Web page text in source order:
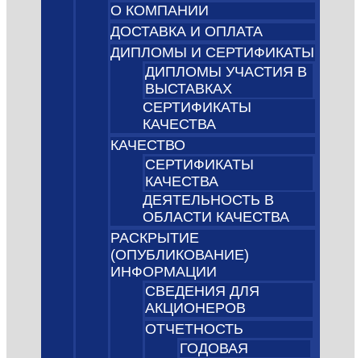
О КОМПАНИИ
ДОСТАВКА И ОПЛАТА
ДИПЛОМЫ И СЕРТИФИКАТЫ
ДИПЛОМЫ УЧАСТИЯ В
ВЫСТАВКАХ
СЕРТИФИКАТЫ
КАЧЕСТВА
КАЧЕСТВО
СЕРТИФИКАТЫ
КАЧЕСТВА
ДЕЯТЕЛЬНОСТЬ В
ОБЛАСТИ КАЧЕСТВА
РАСКРЫТИЕ
(ОПУБЛИКОВАНИЕ)
ИНФОРМАЦИИ
СВЕДЕНИЯ ДЛЯ
АКЦИОНЕРОВ
ОТЧЕТНОСТЬ
ГОДОВАЯ